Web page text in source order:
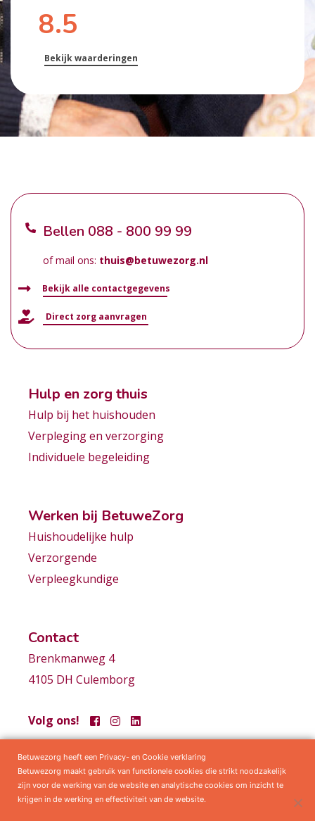
8.5
Bekijk waarderingen
Bellen 088 - 800 99 99
of mail ons: thuis@betuwezorg.nl
Bekijk alle contactgegevens
Direct zorg aanvragen
Hulp en zorg thuis
Hulp bij het huishouden
Verpleging en verzorging
Individuele begeleiding
Werken bij BetuweZorg
Huishoudelijke hulp
Verzorgende
Verpleegkundige
Contact
Brenkmanweg 4
4105 DH Culemborg
Volg ons!
Samenwerkingen Privacy statement Algemene voorwaarden
Betuwezorg heeft een Privacy- en Cookie verklaring
Betuwezorg maakt gebruik van functionele cookies die strikt noodzakelijk
zijn voor de werking van de website en analytische cookies om inzicht te
krijgen in de werking en effectiviteit van de website.